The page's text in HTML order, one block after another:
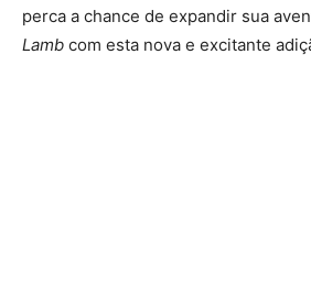
perca a chance de expandir sua
Lamb com esta nova e excitante